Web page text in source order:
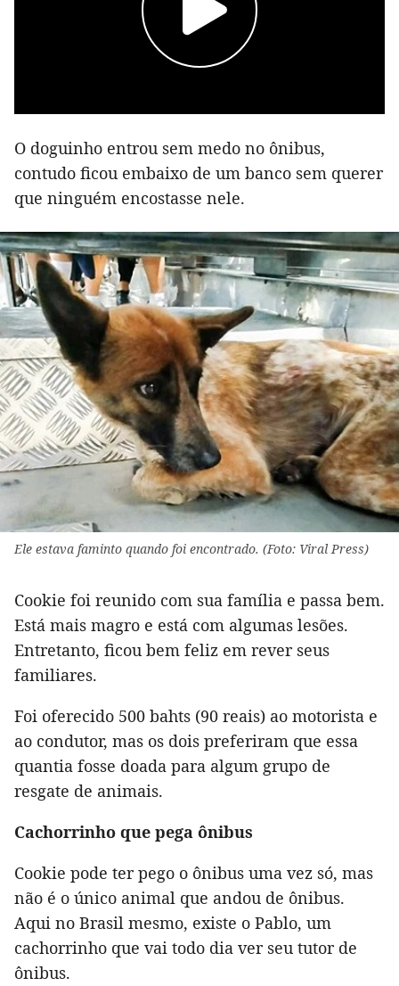
O doguinho entrou sem medo no ônibus,
contudo ficou embaixo de um banco sem querer
que ninguém encostasse nele.
Ele estava faminto quando foi encontrado. (Foto: Viral Press)
Cookie foi reunido com sua família e passa bem.
Está mais magro e está com algumas lesões.
Entretanto, ficou bem feliz em rever seus
familiares.
Foi oferecido 500 bahts (90 reais) ao motorista e
ao condutor, mas os dois preferiram que essa
quantia fosse doada para algum grupo de
resgate de animais.
Cachorrinho que pega ônibus
Cookie pode ter pego o ônibus uma vez só, mas
não é o único animal que andou de ônibus.
Aqui no Brasil mesmo, existe o Pablo, um
cachorrinho que vai todo dia ver seu tutor de
ônibus.